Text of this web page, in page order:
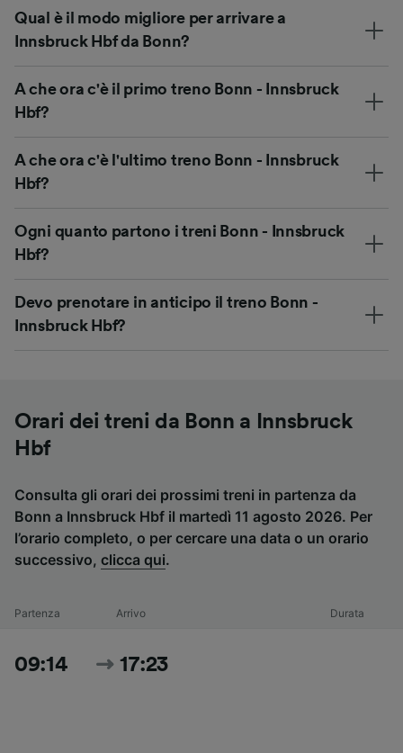
Qual è il modo migliore per arrivare a
Innsbruck Hbf da Bonn?
A che ora c'è il primo treno Bonn - Innsbruck
Hbf?
A che ora c'è l'ultimo treno Bonn - Innsbruck
Hbf?
Ogni quanto partono i treni Bonn - Innsbruck
Hbf?
Devo prenotare in anticipo il treno Bonn -
Innsbruck Hbf?
Orari dei treni da Bonn a Innsbruck
Hbf
Consulta gli orari dei prossimi treni in partenza da
Bonn a Innsbruck Hbf il martedì 11 agosto 2026. Per
l’orario completo, o per cercare una data o un orario
successivo, clicca qui.
Partenza Arrivo Durata
09:14 17:23